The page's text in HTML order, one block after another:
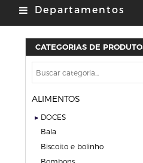
Departamentos
CATEGORIAS DE
ALIMENTOS
DOCES
bala
biscoito e bolinho